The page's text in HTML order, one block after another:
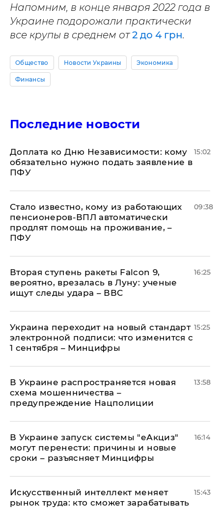
Напомним, в конце января 2022 года в
Украине подорожали практически
все крупы в среднем от2 до 4 грн.
Общество Новости Украины Экономика
Финансы
Последние новости
Доплата ко Дню Независимости: кому
обязательно нужно подать заявление в
ПФУ
15:02
Стало известно, кому из работающих
пенсионеров-ВПЛ автоматически
продлят помощь на проживание, –
ПФУ
09:38
Вторая ступень ракеты Falcon 9,
вероятно, врезалась в Луну: ученые
ищут следы удара – ВВС
16:25
Украина переходит на новый стандарт
электронной подписи: что изменится с
1 сентября – Минцифры
15:25
В Украине распространяется новая
схема мошенничества –
предупреждение Нацполиции
13:58
В Украине запуск системы "еАкциз"
могут перенести: причины и новые
сроки – разъясняет Минцифры
16:14
Искусственный интеллект меняет
рынок труда: кто сможет зарабатывать
15:43